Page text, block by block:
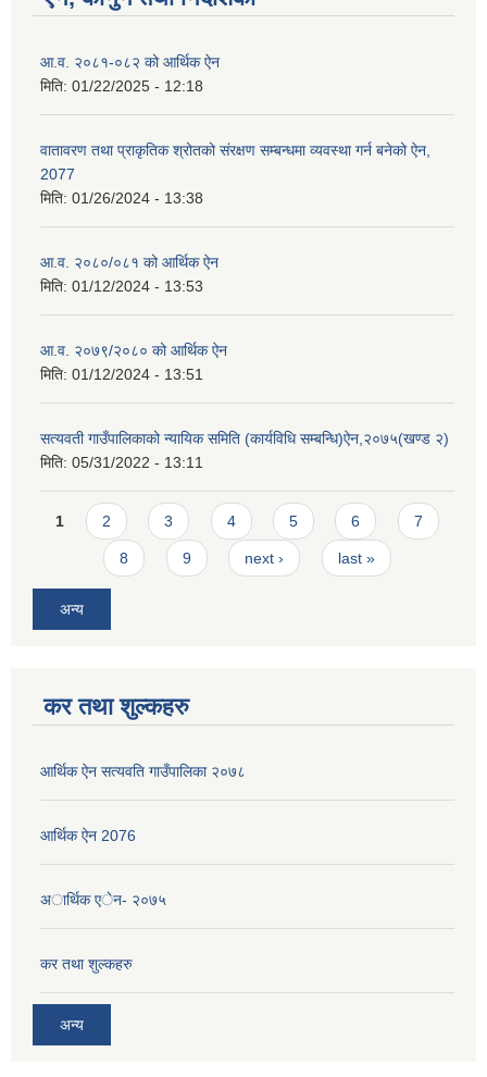
आ.व. २०८१-०८२ को आर्थिक ऐन
मिति: 01/22/2025 - 12:18
वातावरण तथा प्राकृतिक श्रोतको संरक्षण सम्बन्धमा व्यवस्था गर्न बनेको ऐन,
2077
मिति: 01/26/2024 - 13:38
आ.व. २०८०/०८१ को आर्थिक ऐन
मिति: 01/12/2024 - 13:53
आ.व. २०७९/२०८० को आर्थिक ऐन
मिति: 01/12/2024 - 13:51
सत्यवती गाउँपालिकाको न्यायिक समिति (कार्यविधि सम्बन्धि)ऐन,२०७५(खण्ड २)
मिति: 05/31/2022 - 13:11
Pages
1 2 3 4 5 6 7
8 9 next › last »
अन्य
कर तथा शुल्कहरु
आर्थिक ऐन सत्यवति गाउँपालिका २०७८
आर्थिक ऐन 2076
अार्थिक एेन- २०७५
कर तथा शुल्कहरु
अन्य